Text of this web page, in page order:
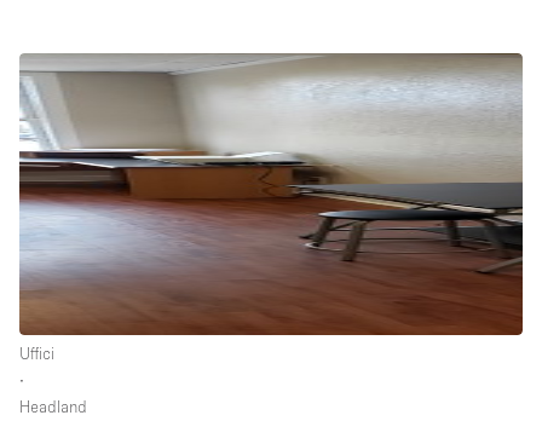
Uffici
∙
Headland